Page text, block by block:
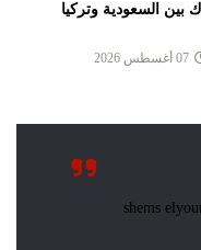
بين السعودية وتركيا
07 أغسطس 2026